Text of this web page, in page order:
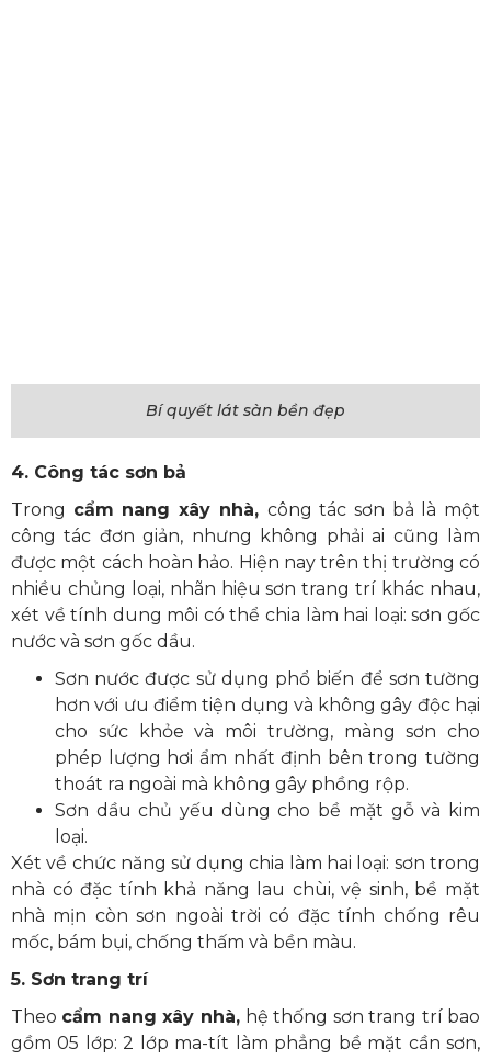
Bí quyết lát sàn bền đẹp
4. Công tác sơn bả
Trong cẩm nang xây nhà, công tác sơn bả là một
công tác đơn giản, nhưng không phải ai cũng làm
được một cách hoàn hảo. Hiện nay trên thị trường có
nhiều chủng loại, nhãn hiệu sơn trang trí khác nhau,
xét về tính dung môi có thể chia làm hai loại: sơn gốc
nước và sơn gốc dầu.
Sơn nước được sử dụng phổ biến để sơn tường
hơn với ưu điểm tiện dụng và không gây độc hại
cho sức khỏe và môi trường, màng sơn cho
phép lượng hơi ẩm nhất định bên trong tường
thoát ra ngoài mà không gây phồng rộp.
Sơn dầu chủ yếu dùng cho bề mặt gỗ và kim
loại.
Xét về chức năng sử dụng chia làm hai loại: sơn trong
nhà có đặc tính khả năng lau chùi, vệ sinh, bề mặt
nhà mịn còn sơn ngoài trời có đặc tính chống rêu
mốc, bám bụi, chống thấm và bền màu.
5. Sơn trang trí
Theo cẩm nang xây nhà, hệ thống sơn trang trí bao
gồm 05 lớp: 2 lớp ma-tít làm phẳng bề mặt cần sơn,